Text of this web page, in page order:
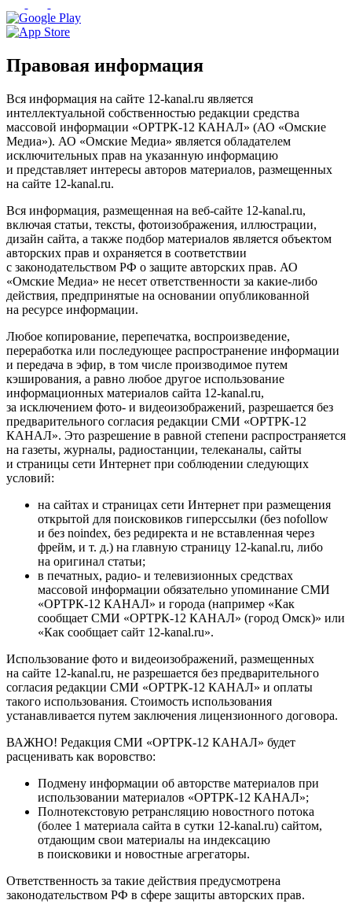
Правовая информация
Вся информация на сайте 12-kanal.ru является
интеллектуальной собственностью редакции средства
массовой информации «ОРТРК-12 КАНАЛ» (АО «Омские
Медиа»). АО «Омские Медиа» является обладателем
исключительных прав на указанную информацию
и представляет интересы авторов материалов, размещенных
на сайте 12-kanal.ru.
Вся информация, размещенная на веб-сайте 12-kanal.ru,
включая статьи, тексты, фотоизображения, иллюстрации,
дизайн сайта, а также подбор материалов является объектом
авторских прав и охраняется в соответствии
с законодательством РФ о защите авторских прав. АО
«Омские Медиа» не несет ответственности за какие-либо
действия, предпринятые на основании опубликованной
на ресурсе информации.
Любое копирование, перепечатка, воспроизведение,
переработка или последующее распространение информации
и передача в эфир, в том числе производимое путем
кэширования, а равно любое другое использование
информационных материалов сайта 12-kanal.ru,
за исключением фото- и видеоизображений, разрешается без
предварительного согласия редакции СМИ «ОРТРК-12
КАНАЛ». Это разрешение в равной степени распространяется
на газеты, журналы, радиостанции, телеканалы, сайты
и страницы сети Интернет при соблюдении следующих
условий:
на сайтах и страницах сети Интернет при размещения
открытой для поисковиков гиперссылки (без nofollow
и без noindex, без редиректа и не вставленная через
фрейм, и т. д.) на главную страницу 12-kanal.ru, либо
на оригинал статьи;
в печатных, радио- и телевизионных средствах
массовой информации обязательно упоминание СМИ
«ОРТРК-12 КАНАЛ» и города (например «Как
сообщает СМИ «ОРТРК-12 КАНАЛ» (город Омск)» или
«Как сообщает сайт 12-kanal.ru».
Использование фото и видеоизображений, размещенных
на сайте 12-kanal.ru, не разрешается без предварительного
согласия редакции СМИ «ОРТРК-12 КАНАЛ» и оплаты
такого использования. Стоимость использования
устанавливается путем заключения лицензионного договора.
ВАЖНО! Редакция СМИ «ОРТРК-12 КАНАЛ» будет
расценивать как воровство:
Подмену информации об авторстве материалов при
использовании материалов «ОРТРК-12 КАНАЛ»;
Полнотекстовую ретрансляцию новостного потока
(более 1 материала сайта в сутки 12-kanal.ru) сайтом,
отдающим свои материалы на индексацию
в поисковики и новостные агрегаторы.
Ответственность за такие действия предусмотрена
законодательством РФ в сфере защиты авторских прав.